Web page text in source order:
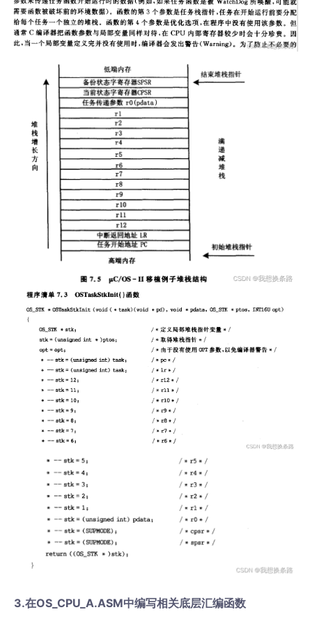
3.在OS_CPU_A.ASM中编写相关底层汇编函数